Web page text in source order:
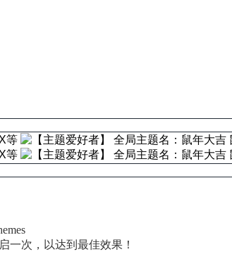
一次，以达到最佳效果！